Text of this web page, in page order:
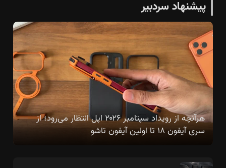
پیشنهاد سردبیر
هرآنچه از رویداد سپتامبر ۲۰۲۶ اپل انتظار می‌رود؛ از
سری آیفون ۱۸ تا اولین آیفون تاشو